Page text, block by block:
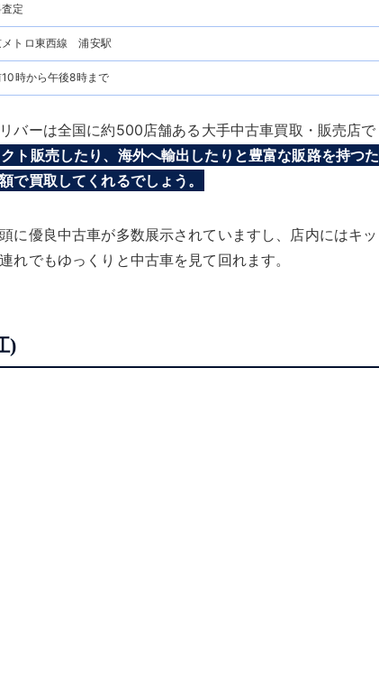
定
メトロ東西線 浦安駅
時から午後8時まで
バーは全国に約500店舗ある大手中古車買取・販売店で
ト販売したり、海外へ輸出したりと豊富な販路を持つた
で買取してくれるでしょう。
に優良中古車が多数展示されていますし、店内にはキッ
れでもゆっくりと中古車を見て回れます。
)